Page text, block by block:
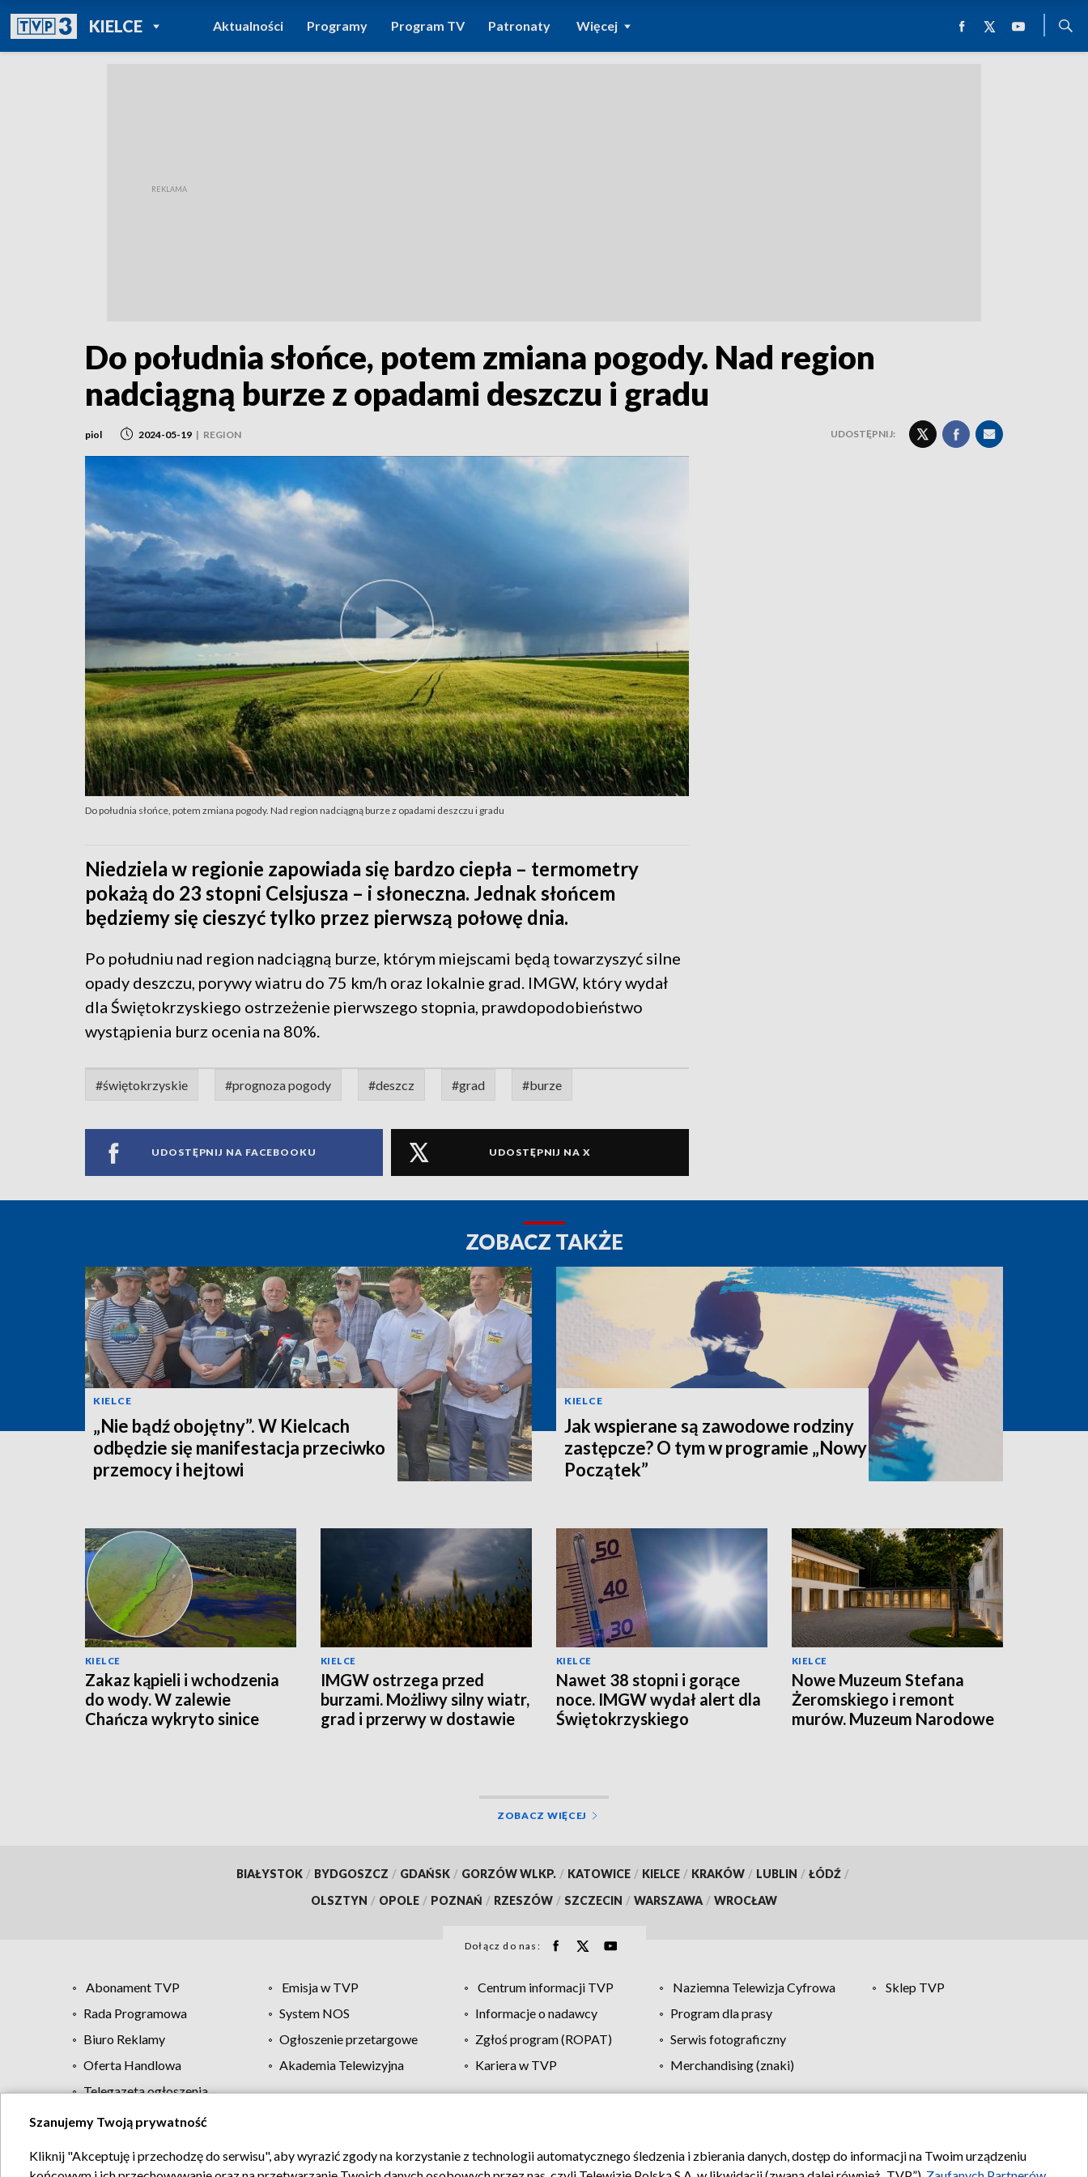
KIELCEPOWRÓT DO
TVP REGIONY
Aktualności Programy Program TV Patronaty Więcej
Do południa słońce, potem zmiana pogody. Nad region
nadciągną burze z opadami deszczu i gradu
piol 2024-05-19 | REGION UDOSTĘPNIJ:
Do południa słońce, potem zmiana pogody. Nad region nadciągną burze z opadami deszczu i gradu
Niedziela w regionie zapowiada się bardzo ciepła – termometry
pokażą do 23 stopni Celsjusza – i słoneczna. Jednak słońcem
będziemy się cieszyć tylko przez pierwszą połowę dnia.
Po południu nad region nadciągną burze, którym miejscami będą towarzyszyć silne
opady deszczu, porywy wiatru do 75 km/h oraz lokalnie grad. IMGW, który wydał
dla Świętokrzyskiego ostrzeżenie pierwszego stopnia, prawdopodobieństwo
wystąpienia burz ocenia na 80%.
#świętokrzyskie #prognoza pogody #deszcz #grad #burze
UDOSTĘPNIJ NA FACEBOOKU UDOSTĘPNIJ NA X
ZOBACZ TAKŻE
KIELCE
„Nie bądź obojętny”. W Kielcach
odbędzie się manifestacja przeciwko
przemocy i hejtowi
KIELCE
Jak wspierane są zawodowe rodziny
zastępcze? O tym w programie „Nowy
Początek”
KIELCE
Zakaz kąpieli i wchodzenia
do wody. W zalewie
Chańcza wykryto sinice
KIELCE
IMGW ostrzega przed
burzami. Możliwy silny wiatr,
grad i przerwy w dostawie
KIELCE
Nawet 38 stopni i gorące
noce. IMGW wydał alert dla
Świętokrzyskiego
KIELCE
Nowe Muzeum Stefana
Żeromskiego i remont
murów. Muzeum Narodowe
ZOBACZ WIĘCEJ
BIAŁYSTOK / BYDGOSZCZ / GDAŃSK / GORZÓW WLKP. / KATOWICE / KIELCE / KRAKÓW / LUBLIN / ŁÓDŹ /
OLSZTYN / OPOLE / POZNAŃ / RZESZÓW / SZCZECIN / WARSZAWA / WROCŁAW
Dołącz do nas:
Abonament TVP Emisja w TVP Centrum informacji TVP Naziemna Telewizja Cyfrowa
Sklep TVP
Rada Programowa
System NOS Informacje o nadawcy
Program dla prasy
Biuro Reklamy
Ogłoszenie przetargowe Zgłoś program (ROPAT)
Serwis fotograficzny
Oferta Handlowa
Akademia Telewizyjna Kariera w TVP
Merchandising (znaki)
Telegazeta ogłoszenia
Regulamin TVP Polityka prywatności Moje zgody Pomoc Biuro reklamy Kontakt
Szanujemy Twoją prywatność
Kliknij "Akceptuję i przechodzę do serwisu", aby wyrazić zgody na korzystanie z technologii automatycznego śledzenia i zbierania danych, dostęp do informacji na Twoim urządzeniu